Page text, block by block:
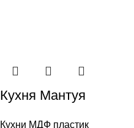
Кухня Мантуя
Кухни МДФ пластик